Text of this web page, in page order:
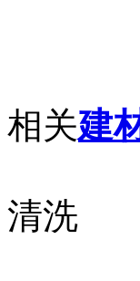
相关建
清洗